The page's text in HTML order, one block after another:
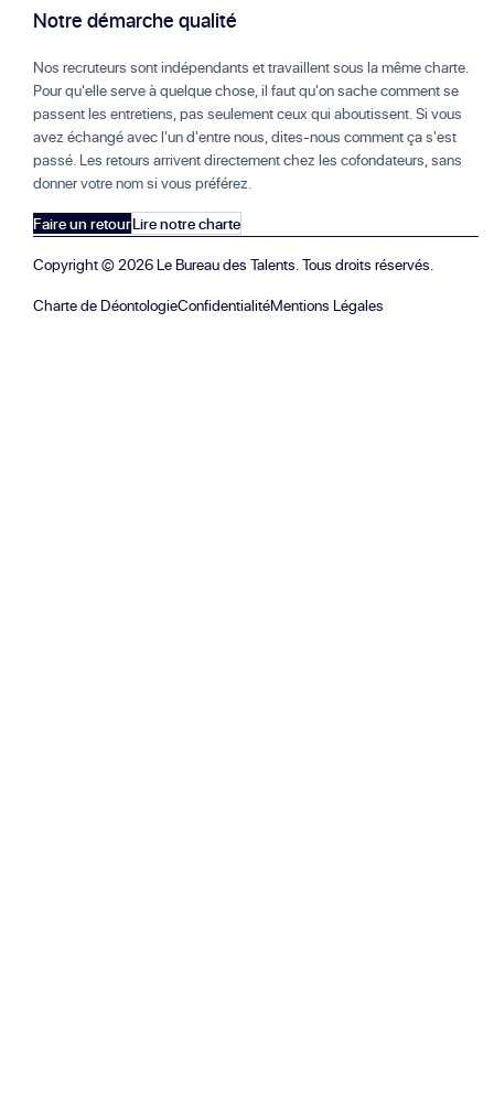
Notre démarche qualité
Nos recruteurs sont indépendants et travaillent sous la même charte.
Pour qu'elle serve à quelque chose, il faut qu'on sache comment se
passent les entretiens, pas seulement ceux qui aboutissent. Si vous
avez échangé avec l'un d'entre nous, dites-nous comment ça s'est
passé. Les retours arrivent directement chez les cofondateurs, sans
donner votre nom si vous préférez.
Faire un retourLire notre charte
Copyright ©2026 Le Bureau des Talents. Tous droits réservés.
Charte de DéontologieConfidentialitéMentions Légales